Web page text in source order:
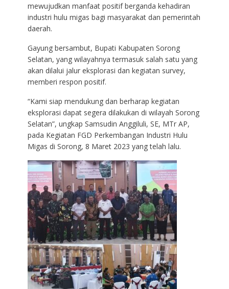
mewujudkan manfaat positif berganda kehadiran
industri hulu migas bagi masyarakat dan pemerintah
daerah.
Gayung bersambut, Bupati Kabupaten Sorong
Selatan, yang wilayahnya termasuk salah satu yang
akan dilalui jalur eksplorasi dan kegiatan survey,
memberi respon positif.
“Kami siap mendukung dan berharap kegiatan
eksplorasi dapat segera dilakukan di wilayah Sorong
Selatan”, ungkap Samsudin Anggiluli, SE, MTr AP,
pada Kegiatan FGD Perkembangan Industri Hulu
Migas di Sorong, 8 Maret 2023 yang telah lalu.